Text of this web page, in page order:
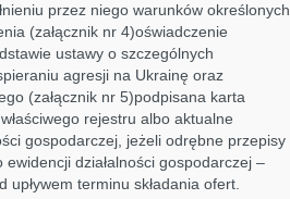
przez niego warunków określonych
(załącznik nr 4)oświadczenie
ustawy o szczególnych
agresji na Ukrainę oraz
(załącznik nr 5)podpisana karta
rejestru albo aktualne
gospodarczej, jeżeli odrębne przepisy
działalności gospodarczej –
terminu składania ofert.